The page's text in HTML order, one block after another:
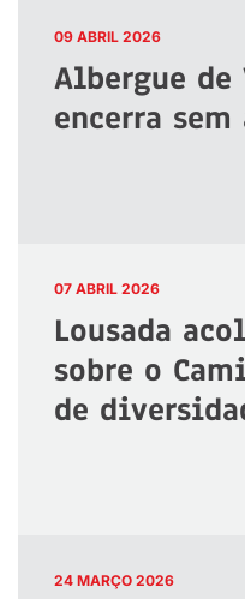
09 ABRIL 2026
Albergue de
encerra
07 ABRIL 2026
Lousada
sobre o
de
24 MARÇO 2026